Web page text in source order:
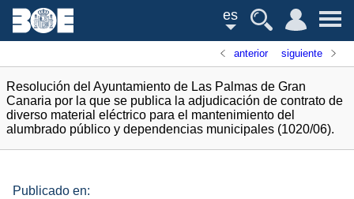
es
anterior siguiente
Resolución del Ayuntamiento de Las Palmas de Gran
Canaria por la que se publica la adjudicación de contrato de
diverso material eléctrico para el mantenimiento del
alumbrado público y dependencias municipales (1020/06).
Publicado en: